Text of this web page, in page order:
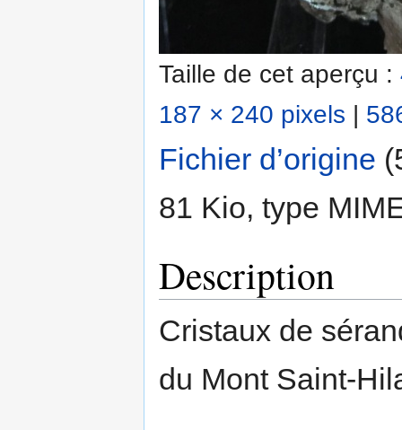
Taille de cet aperçu :
187 × 240 pixels |
Fichier d’origine
81 Kio, type
Description
Cristaux de
du Mont Saint-